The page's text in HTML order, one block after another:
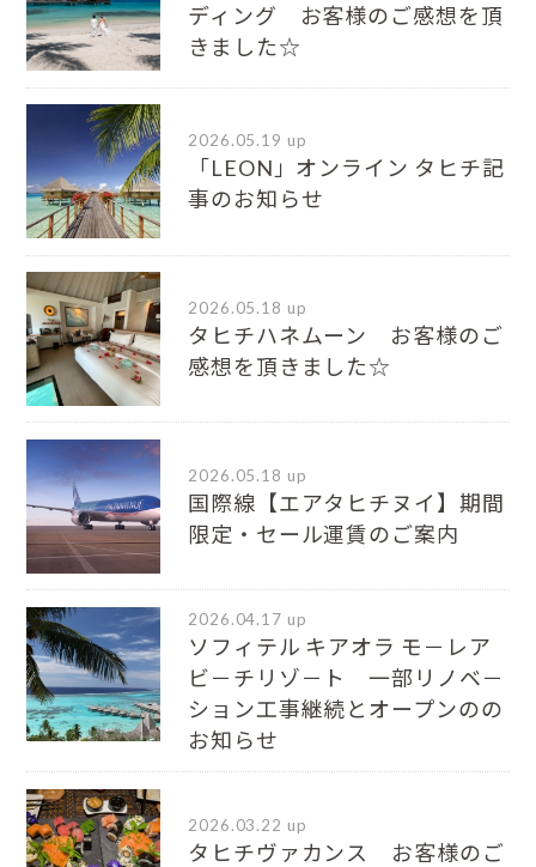
ディング お客様のご感想を頂
きました☆
2026.05.19 up
「LEON」オンライン タヒチ記
事のお知らせ
2026.05.18 up
タヒチハネムーン お客様のご
感想を頂きました☆
2026.05.18 up
国際線【エアタヒチヌイ】期間
限定・セール運賃のご案内
2026.04.17 up
ソフィテル キアオラ モ－レア
ビ－チリゾ－ト 一部リノベ－
ション工事継続とオープンのの
お知らせ
2026.03.22 up
タヒチヴァカンス お客様のご